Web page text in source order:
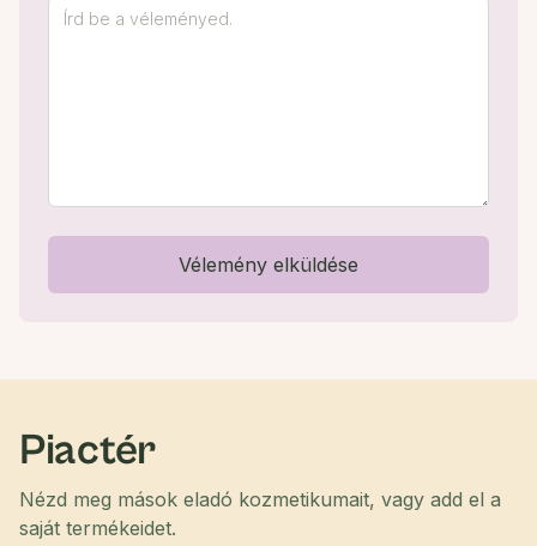
Vélemény elküldése
Piactér
Nézd meg mások eladó kozmetikumait, vagy add el a
saját termékeidet.